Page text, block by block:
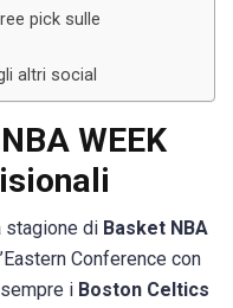
pick sulle
altri social
WEEK
stagione di Basket NBA
Conference con
i Boston Celtics